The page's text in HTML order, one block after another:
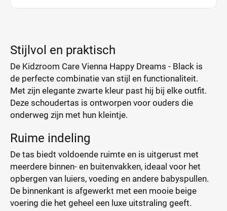
Stijlvol en praktisch
De Kidzroom Care Vienna Happy Dreams - Black is
de perfecte combinatie van stijl en functionaliteit.
Met zijn elegante zwarte kleur past hij bij elke outfit.
Deze schoudertas is ontworpen voor ouders die
onderweg zijn met hun kleintje.
Ruime indeling
De tas biedt voldoende ruimte en is uitgerust met
meerdere binnen- en buitenvakken, ideaal voor het
opbergen van luiers, voeding en andere babyspullen.
De binnenkant is afgewerkt met een mooie beige
voering die het geheel een luxe uitstraling geeft.